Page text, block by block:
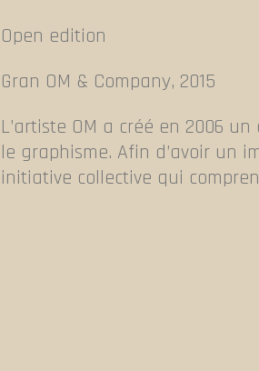
Open edition
Gran OM & Company, 2015
L’artiste OM a créé en 2006
le graphisme. Afin d’avoir un
initiative collective qui